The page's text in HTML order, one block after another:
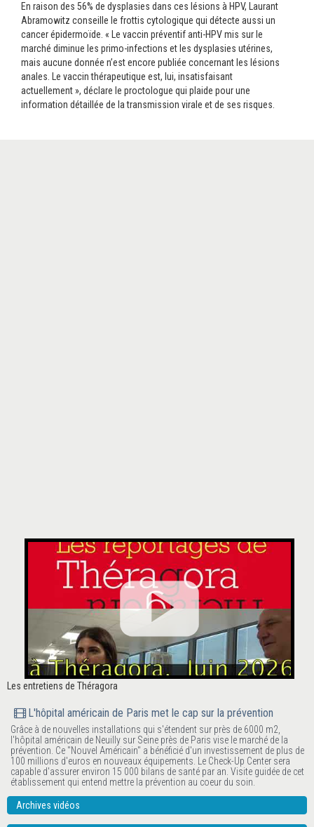
En raison des 56% de dysplasies dans ces lésions à HPV, Laurant
Abramowitz conseille le frottis cytologique qui détecte aussi un
cancer épidermoïde. « Le vaccin préventif anti-HPV mis sur le
marché diminue les primo-infections et les dysplasies utérines,
mais aucune donnée n’est encore publiée concernant les lésions
anales. Le vaccin thérapeutique est, lui, insatisfaisant
actuellement », déclare le proctologue qui plaide pour une
information détaillée de la transmission virale et de ses risques.
Les entretiens de Théragora
L'hôpital américain de Paris met le cap sur la prévention
Grâce à de nouvelles installations qui s'étendent sur près de 6000 m2,
l'hôpital américain de Neuilly sur Seine près de Paris vise le marché de la
prévention. Ce "Nouvel Américain" a bénéficié d'un investissement de plus de
100 millions d'euros en nouveaux équipements. Le Check-Up Center sera
capable d'assurer environ 15 000 bilans de santé par an. Visite guidée de cet
établissement qui entend mettre la prévention au coeur du soin.
Archives vidéos